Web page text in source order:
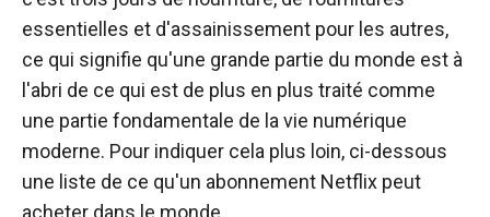
essentielles et d'assainissement pour les autres,
ce qui signifie qu'une grande partie du monde est à
l'abri de ce qui est de plus en plus traité comme
une partie fondamentale de la vie numérique
moderne. Pour indiquer cela plus loin, ci-dessous
une liste de ce qu'un abonnement Netflix peut
acheter dans le monde.